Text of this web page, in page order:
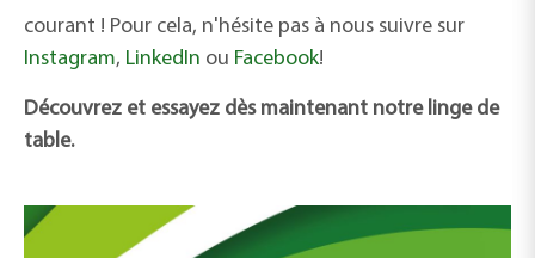
courant ! Pour cela, n'hésite pas à nous suivre sur
Instagram, LinkedIn ou Facebook!
Découvrez et essayez dès maintenant notre linge de
table.